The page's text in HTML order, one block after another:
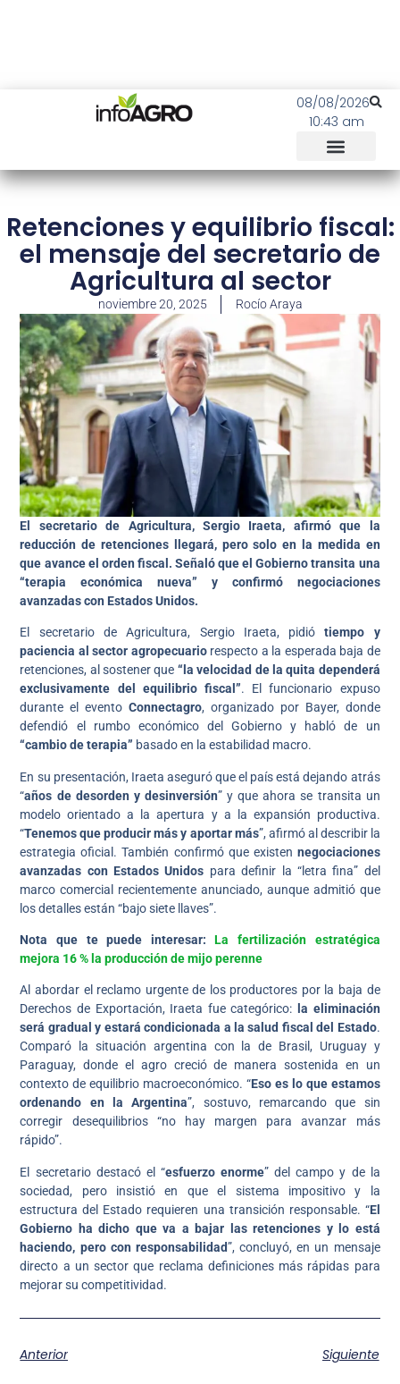
08/08/2026
10:43 am
Retenciones y equilibrio fiscal:
el mensaje del secretario de
Agricultura al sector
noviembre 20, 2025 Rocío Araya
El secretario de Agricultura, Sergio Iraeta,
afirmó que la
reducción de retenciones llegará, pero solo en la medida en
que avance el orden fiscal. Señaló que el Gobierno transita una
“terapia económica nueva” y confirmó negociaciones
avanzadas con Estados Unidos.
El secretario de Agricultura, Sergio Iraeta, pidiótiempo y
paciencia al sector agropecuariorespecto a la esperada baja de
retenciones, al sostener que “la velocidad de la quita dependerá
exclusivamente del equilibrio fiscal”. El funcionario expuso
durante el eventoConnectagro, organizado por Bayer, donde
defendió el rumbo económico del Gobierno y habló de un
“cambio de terapia” basado en la estabilidad macro.
En su presentación, Iraeta aseguró que el país está dejando atrás
“años de desorden y desinversión” y que ahora se transita un
modelo orientado a la apertura y a la expansión productiva.
“Tenemos que producir más y aportar más”, afirmó al describir la
estrategia oficial. También confirmó que existen negociaciones
avanzadas con Estados Unidos para definir la “letra fina” del
marco comercial recientemente anunciado, aunque admitió que
los detalles están “bajo siete llaves”.
Nota que te puede interesar: La fertilización estratégica
mejora 16 % la producción de mijo perenne
Al abordar el reclamo urgente de los productores por la baja de
Derechos de Exportación, Iraeta fue categórico:
la eliminación
será gradual y estará condicionada a la salud fiscal del Estado.
Comparó la situación argentina con la de Brasil, Uruguay y
Paraguay, donde el agro creció de manera sostenida en un
contexto de equilibrio macroeconómico. “Eso es lo que estamos
ordenando en la Argentina”, sostuvo, remarcando que sin
corregir desequilibrios “no hay margen para avanzar más
rápido”.
El secretario destacó el “esfuerzo enorme” del campo y de la
sociedad, pero insistió en que el sistema impositivo y la
estructura del Estado requieren una transición responsable. “El
Gobierno ha dicho que va a bajar las retenciones y lo está
haciendo, pero con responsabilidad”, concluyó, en un mensaje
directo a un sector que reclama definiciones más rápidas para
mejorar su competitividad.
Anterior Siguiente